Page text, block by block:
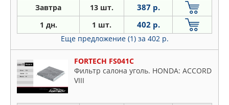
Завтра 13 шт. 387 р.
1 дн. 1 шт. 402 р.
Еще предложение (1) за 402 р.
FORTECH FS041C
Фильтр салона уголь. HONDA: ACCORD
VIII